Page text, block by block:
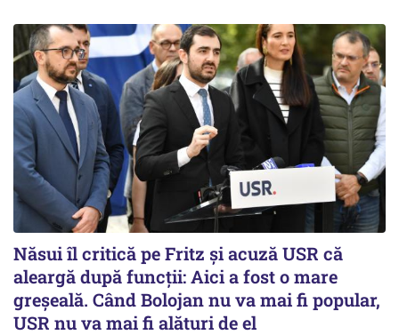
Năsui îl critică pe Fritz și acuză USR că
aleargă după funcții: Aici a fost o mare
greșeală. Când Bolojan nu va mai fi popular,
USR nu va mai fi alături de el